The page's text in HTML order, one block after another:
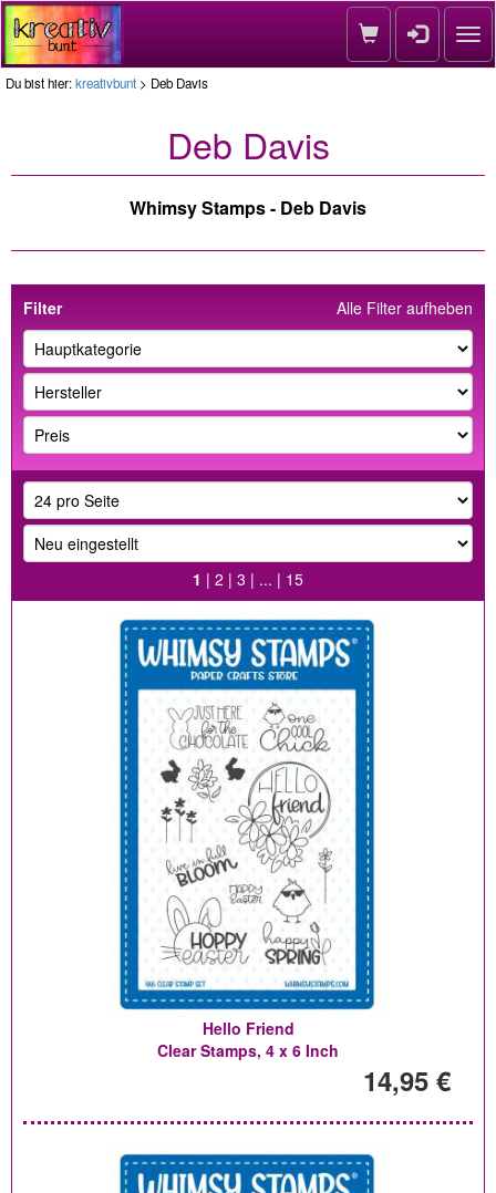
Du bist hier:kreativbunt > Deb Davis
Deb Davis
Whimsy Stamps - Deb Davis
Alle Filter aufheben
Filter
1 | 2 | 3 | ... | 15
Hello Friend
Clear Stamps, 4 x 6 Inch
14,95 €